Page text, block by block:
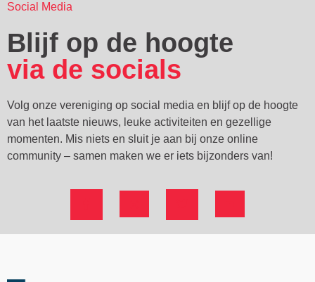
Social Media
Blijf op de hoogte
via de socials
Volg onze vereniging op social media en blijf op de hoogte
van het laatste nieuws, leuke activiteiten en gezellige
momenten. Mis niets en sluit je aan bij onze online
community – samen maken we er iets bijzonders van!